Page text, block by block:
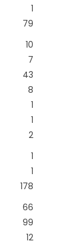
1
79
10
7
43
8
1
1
2
1
1
178
66
99
12